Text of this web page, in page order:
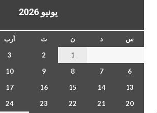
يونيو 2026
س د ن ث أرب
1
2
3
6
7
8
9
10
13
14
15
16
17
20
21
22
23
24